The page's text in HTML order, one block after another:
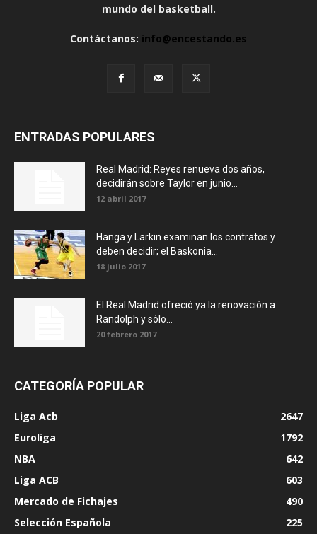
mundo del basketball.
Contáctanos: info@encestando.es
ENTRADAS POPULARES
Real Madrid: Reyes renueva dos años,
decidirán sobre Taylor en junio...
12 abril 2017
Hanga y Larkin examinan los contratos y
deben decidir; el Baskonia...
18 julio 2017
El Real Madrid ofreció ya la renovación a
Randolph y sólo...
20 febrero 2017
CATEGORÍA POPULAR
Liga Acb
2647
Euroliga
1792
NBA
642
Liga ACB
603
Mercado de Fichajes
490
Selección Española
225